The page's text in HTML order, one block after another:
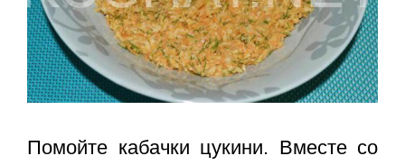
Помойте кабачки цукини. Вместе со